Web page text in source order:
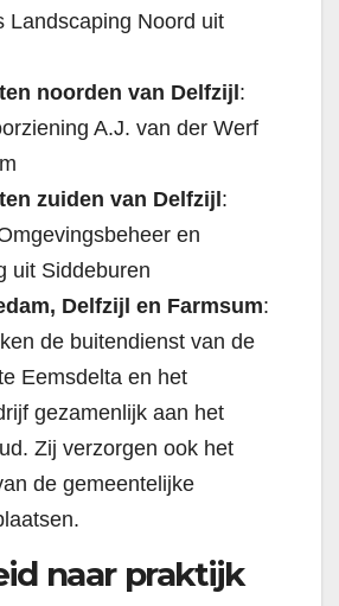
Landscaping Noord uit
noorden van Delfzijl :
A.J. van der Werf
zuiden van Delfzijl :
en
uit Siddeburen
Delfzijl en Farmsum:
de buitendienst van de
Eemsdelta en het
gezamenlijk aan het
Zij verzorgen ook het
de gemeentelijke
naar praktijk